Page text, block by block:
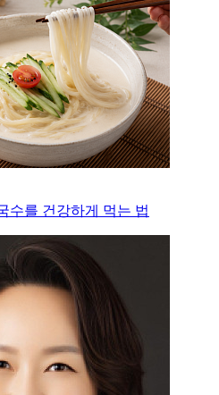
수를 건강하게 먹는 법